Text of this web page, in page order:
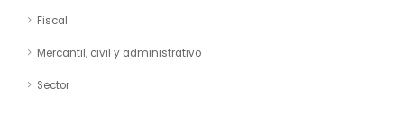
Fiscal
Mercantil, civil y administrativo
Sector